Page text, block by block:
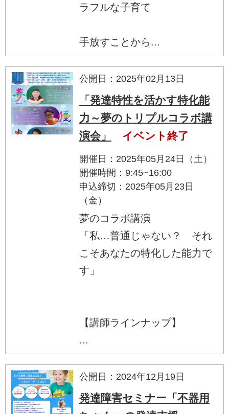
ラフルな子育て
手放すことから...
公開日：2025年02月13日
「発達特性を活かす特化能
力～夢のトリプルコラボ講
演会」
イベント終了
開催日：2025年05月24日（土）
開催時間：9:45~16:00
申込締切：2025年05月23日
（金）
夢のコラボ講演
「私…普通じゃない？ それ
こそあなたの特化した能力で
す」
【講師ラインナップ】
...
公開日：2024年12月19日
発達障害セミナー「不器用